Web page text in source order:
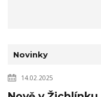
Novinky
14.02.2025